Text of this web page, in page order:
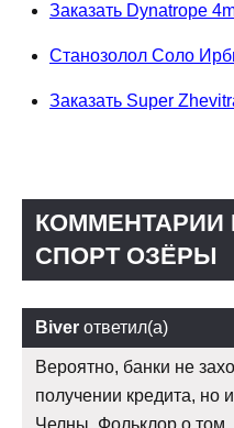
Заказать Dynatrope
Станозолол Соло
Заказать Super
КОММЕНТАРИИ
СПОРТ ОЗЁРЫ
Biver ответил(а)
Вероятно, банки не
получении кредита,
Челны. Фольклор о том,